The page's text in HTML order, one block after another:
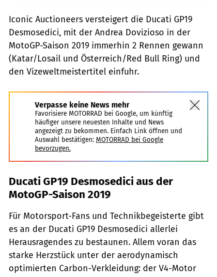
Iconic Auctioneers versteigert die Ducati GP19
Desmosedici, mit der Andrea Dovizioso in der
MotoGP-Saison 2019 immerhin 2 Rennen gewann
(Katar/Losail und Österreich/Red Bull Ring) und
den Vizeweltmeistertitel einfuhr.
Verpasse keine News mehr
Favorisiere MOTORRAD bei Google, um künftig
häufiger unsere neuesten Inhalte und News
angezeigt zu bekommen. Einfach Link öffnen und
Auswahl bestätigen: MOTORRAD bei Google
bevorzugen.
Ducati GP19 Desmosedici aus der
MotoGP-Saison 2019
Für Motorsport-Fans und Technikbegeisterte gibt
es an der Ducati GP19 Desmosedici allerlei
Herausragendes zu bestaunen. Allem voran das
starke Herzstück unter der aerodynamisch
optimierten Carbon-Verkleidung: der V4-Motor